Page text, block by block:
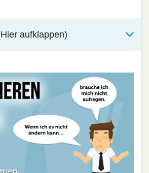
aufklappen)